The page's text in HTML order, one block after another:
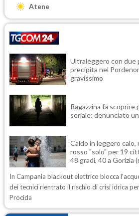
Atene
Ultraleggero con due
precipita nel
gravissimo
Ragazzina fa
seriale: denunciato
Caldo in leggero
rosso "solo" per 19
48 gradi, 40 a Gorizia
In Campania blackout elettrico blocca
dei tecnici rientrato il rischio di crisi idrica
Procida